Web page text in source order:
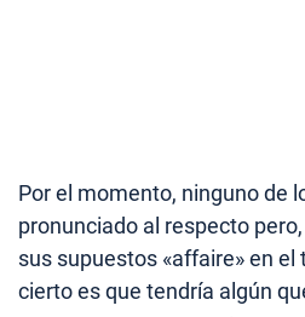
Por el momento, ninguno de
pronunciado al respecto
sus supuestos «affaire» en
cierto es que tendría algún